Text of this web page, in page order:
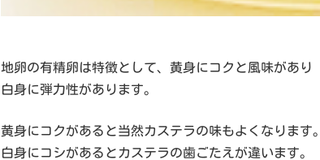
地卵の有精卵は特徴として、黄身にコクと風味があり
白身に弾力性があります。
黄身にコクがあると当然カステラの味もよくなります。
白身にコシがあるとカステラの歯ごたえが違います。